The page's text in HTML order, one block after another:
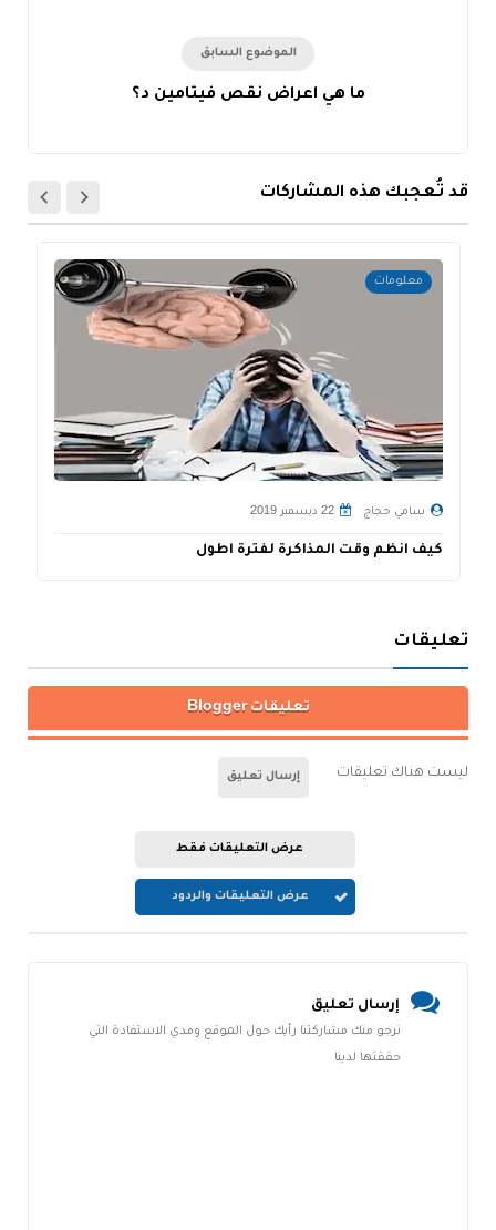
الموضوع السابق
ما هي اعراض نقص فيتامين د؟
قد تُعجبك هذه المشاركات
معلومات
سامي حجاج 22 ديسمبر 2019
كيف انظم وقت المذاكرة لفترة اطول
تعليقات
تعليقات Blogger
ليست هناك تعليقات إرسال تعليق
عرض التعليقات فقط
عرض التعليقات والردود
إرسال تعليق
نرجو منك مشاركتنا رأيك حول الموقع ومدي الاستفادة التي
حققتها لدينا